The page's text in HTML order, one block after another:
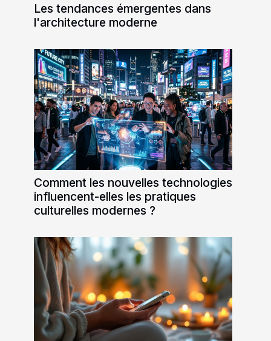
Les tendances émergentes dans
l'architecture moderne
Comment les nouvelles technologies
influencent-elles les pratiques
culturelles modernes ?